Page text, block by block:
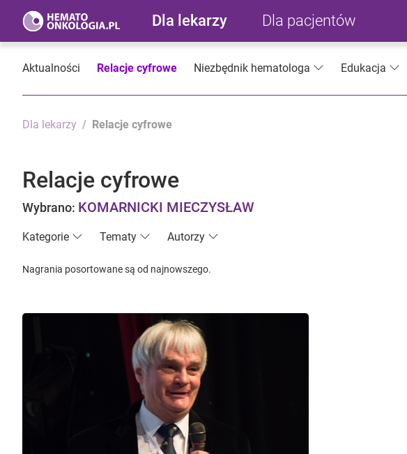
Dla lekarzy Dla pacjentów
Aktualności Relacje cyfrowe Niezbędnik hematologa Edukacja
Dla lekarzy Relacje cyfrowe
Relacje cyfrowe
Wybrano: KOMARNICKI MIECZYSŁAW
Kategorie Tematy Autorzy
Nagrania posortowane są od najnowszego.